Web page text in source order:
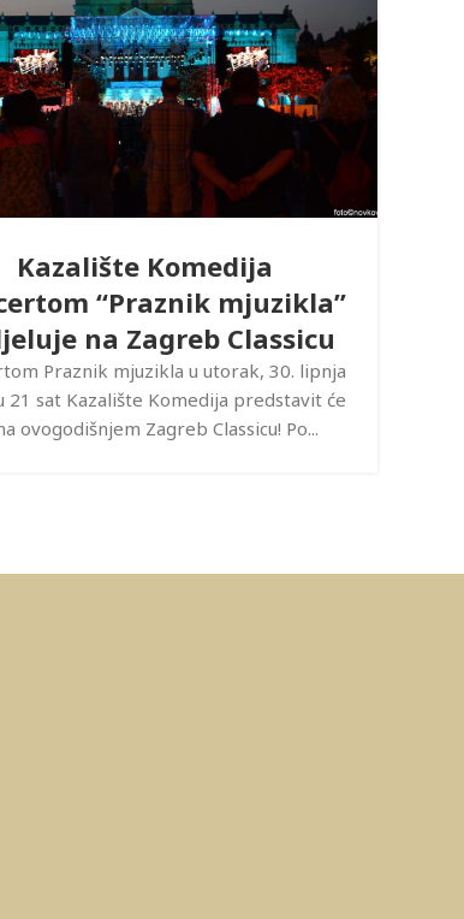
Kazalište Komedija
“Praznik mjuzikla”
na Zagreb Classicu
Praznik mjuzikla u utorak, 30. lipnja
21 sat Kazalište Komedija predstavit će
ovogodišnjem Zagreb Classicu! Po...